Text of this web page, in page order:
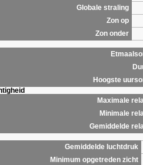
Globale straling
Zon op
Zon onder
Hoogste
Maximale
Minimale
Gemiddelde
Gemiddelde luchtdruk
Minimum opgetreden zicht